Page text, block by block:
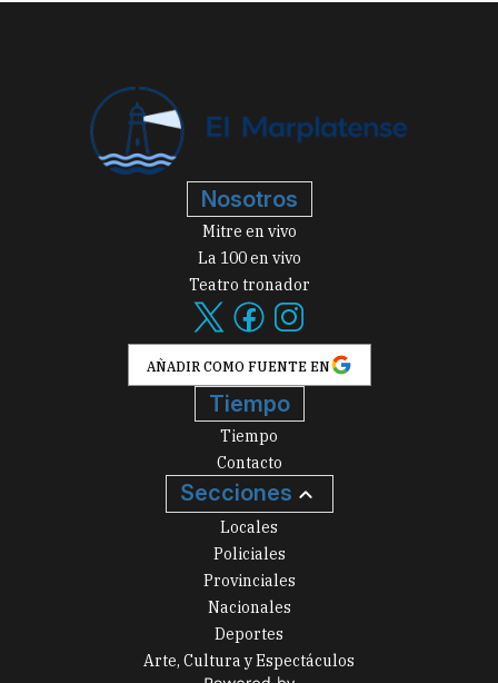
Nosotros
Mitre en vivo
La 100 en vivo
Teatro tronador
AÑADIR COMO FUENTE EN
Tiempo
Tiempo
Contacto
Secciones
Locales
Policiales
Provinciales
Nacionales
Deportes
Arte, Cultura y Espectáculos